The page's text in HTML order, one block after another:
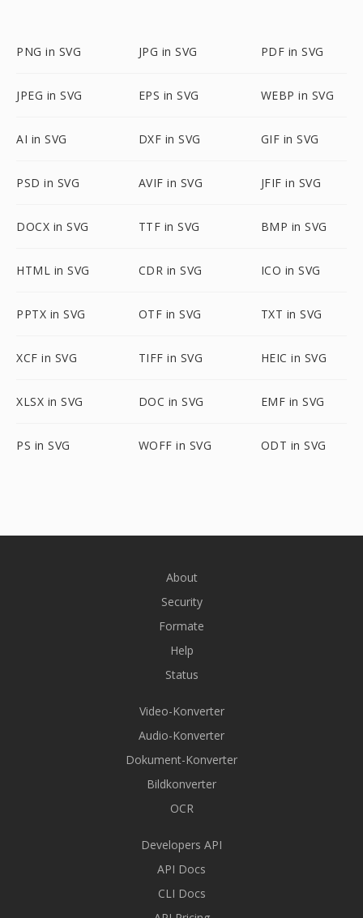
PNG in SVG JPG in SVG PDF in SVG
JPEG in SVG EPS in SVG WEBP in SVG
AI in SVG DXF in SVG GIF in SVG
PSD in SVG AVIF in SVG JFIF in SVG
DOCX in SVG TTF in SVG BMP in SVG
HTML in SVG CDR in SVG ICO in SVG
PPTX in SVG OTF in SVG TXT in SVG
XCF in SVG TIFF in SVG HEIC in SVG
XLSX in SVG DOC in SVG EMF in SVG
PS in SVG WOFF in SVG ODT in SVG
About
Security
Formate
Help
Status
Video-Konverter
Audio-Konverter
Dokument-Konverter
Bildkonverter
OCR
Developers API
API Docs
CLI Docs